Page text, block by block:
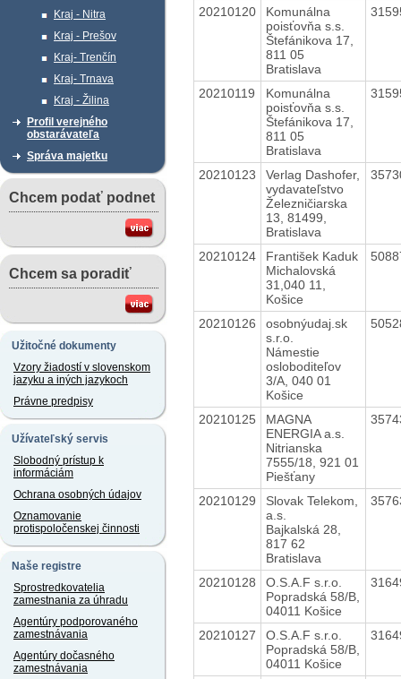
Kraj - Nitra
Kraj - Prešov
Kraj- Trenčín
Kraj- Trnava
Kraj - Žilina
Profil verejného
obstarávateľa
Správa majetku
Chcem podať podnet
Chcem sa poradiť
Užitočné dokumenty
Vzory žiadostí v slovenskom
jazyku a iných jazykoch
Právne predpisy
Užívateľský servis
Slobodný prístup k
informáciám
Ochrana osobných údajov
Oznamovanie
protispoločenskej činnosti
Naše registre
Sprostredkovatelia
zamestnania za úhradu
Agentúry podporovaného
zamestnávania
Agentúry dočasného
zamestnávania
20210120
Komunálna
poisťovňa s.s.
Štefánikova 17,
811 05
Bratislava
20210119
Komunálna
poisťovňa s.s.
Štefánikova 17,
811 05
Bratislava
20210123
Verlag Dashofer,
vydavateľstvo
Železničiarska
13, 81499,
Bratislava
20210124
František Kaduk
Michalovská
31,040 11,
Košice
20210126
osobnýudaj.sk
s.r.o.
Námestie
osloboditeľov
3/A, 040 01
Košice
20210125
MAGNA
ENERGIA a.s.
Nitrianska
7555/18, 921 01
Piešťany
20210129
Slovak Telekom,
a.s.
Bajkalská 28,
817 62
Bratislava
20210128
O.S.A.F s.r.o.
Popradská 58/B,
04011 Košice
20210127
O.S.A.F s.r.o.
Popradská 58/B,
04011 Košice